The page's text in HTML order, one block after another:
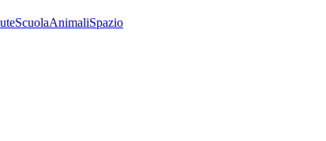
ScuolaAnimaliSpazio